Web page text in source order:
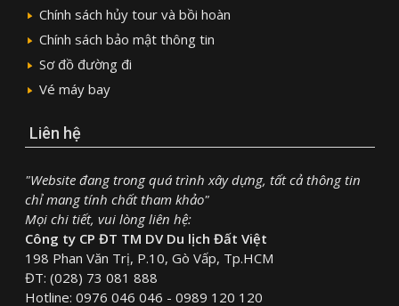
Chính sách hủy tour và bồi hoàn
Chính sách bảo mật thông tin
Sơ đồ đường đi
Vé máy bay
Liên hệ
"Website đang trong quá trình xây dựng, tất cả thông tin
chỉ mang tính chất tham khảo"
Mọi chi tiết, vui lòng liên hệ:
Công ty CP ĐT TM DV Du lịch Đất Việt
198 Phan Văn Trị, P.10, Gò Vấp, Tp.HCM
ĐT: (028) 73 081 888
Hotline: 0976 046 046 - 0989 120 120